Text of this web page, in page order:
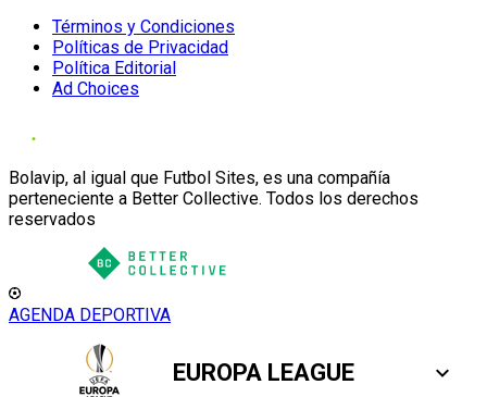
Términos y Condiciones
Políticas de Privacidad
Política Editorial
Ad Choices
Bolavip, al igual que Futbol Sites, es una compañía
perteneciente a Better Collective. Todos los derechos
reservados
AGENDA DEPORTIVA
EUROPA LEAGUE